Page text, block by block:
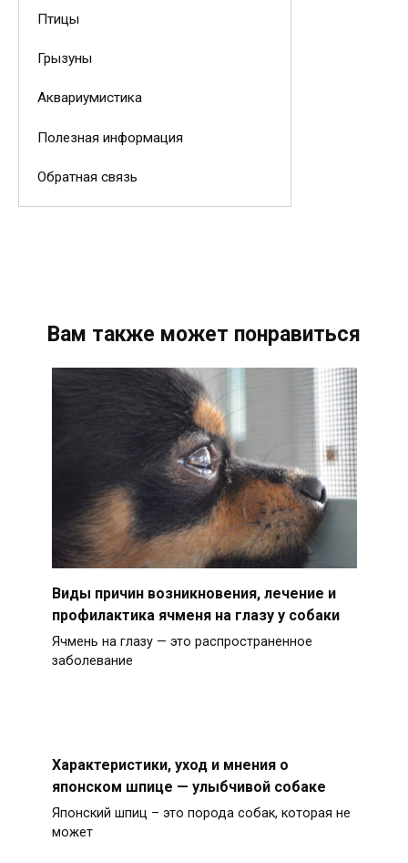
Птицы
Грызуны
Аквариумистика
Полезная информация
Обратная связь
Вам также может понравиться
Виды причин возникновения, лечение и
профилактика ячменя на глазу у собаки
Ячмень на глазу — это распространенное
заболевание
Характеристики, уход и мнения о
японском шпице — улыбчивой собаке
Японский шпиц – это порода собак, которая не
может